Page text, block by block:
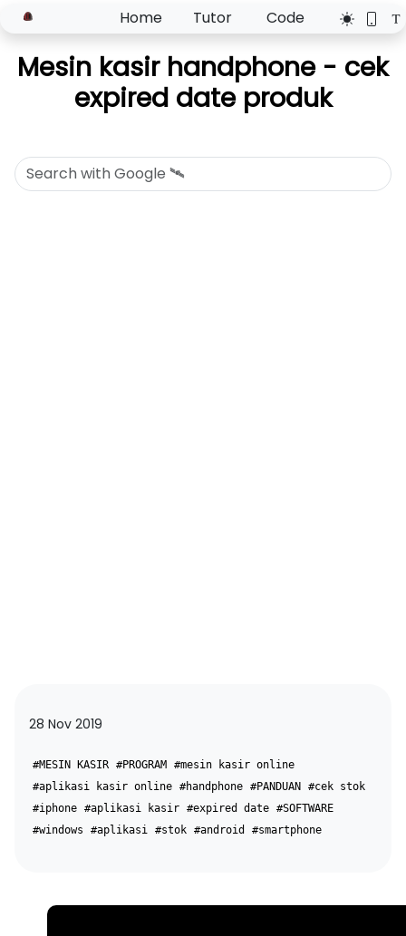
Home Tutor Code
Mesin kasir handphone - cek
expired date produk
28 Nov 2019
#MESIN KASIR #PROGRAM #mesin kasir online
#aplikasi kasir online #handphone #PANDUAN #cek stok
#iphone #aplikasi kasir #expired date #SOFTWARE
#windows
#aplikasi #stok #android #smartphone